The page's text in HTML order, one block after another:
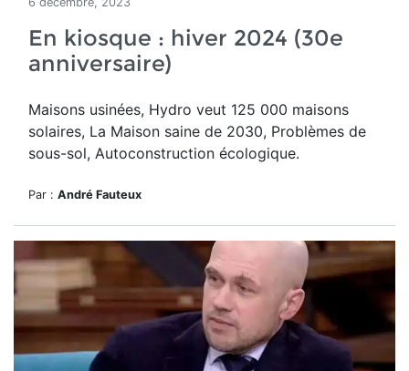
En kiosque : hiver 2024 (30e
anniversaire)
Maisons usinées, Hydro veut 125 000 maisons
solaires, La Maison saine de 2030, Problèmes de
sous-sol, Autoconstruction écologique.
Par : André Fauteux